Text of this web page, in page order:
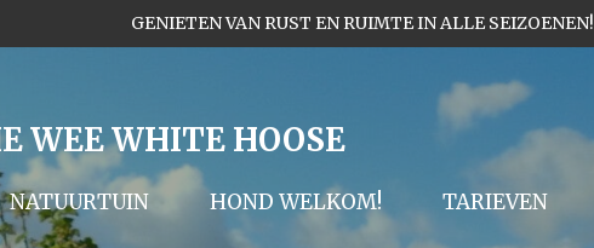
GENIETEN VAN RUST EN RUIMTE IN ALLE SEIZOENEN!
WEE WHITE HOOSE
NATUURTUIN HOND WELKOM! TARIEVEN